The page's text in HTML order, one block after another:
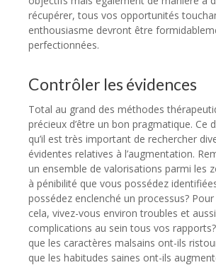
récupérer, tous vos opportunités
enthousiasme devront être
perfectionnées.
Contrôler les évidences
Total au grand des méthodes
précieux d’être un bon pragmatique. Ce
qu’il est très important de rechercher
évidentes relatives à l’augmentation.
un ensemble de valorisations parmi les
à pénibilité que vous possédez
possédez enclenché un processus?
cela, vivez-vous environ troubles et
complications au sein tous vos
que les caractères malsains ont-ils
que les habitudes saines ont-ils